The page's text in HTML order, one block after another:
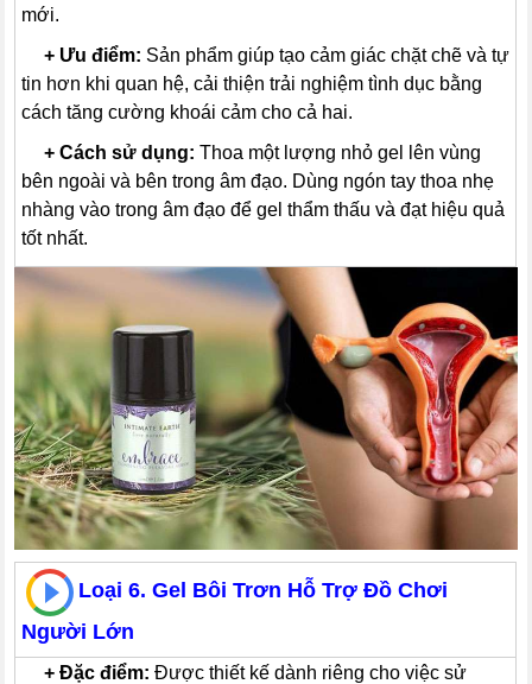
mới.
+ Ưu điểm: Sản phẩm giúp tạo cảm giác chặt chẽ và tự
tin hơn khi quan hệ, cải thiện trải nghiệm tình dục bằng
cách tăng cường khoái cảm cho cả hai.
+Cách sử dụng: Thoa một lượng nhỏ gel lên vùng
bên ngoài và bên trong âm đạo. Dùng ngón tay thoa nhẹ
nhàng vào trong âm đạo để gel thẩm thấu và đạt hiệu quả
tốt nhất.
Loại 6. Gel Bôi Trơn Hỗ Trợ Đồ Chơi
Người Lớn
+Đặc điểm: Được thiết kế dành riêng cho việc sử